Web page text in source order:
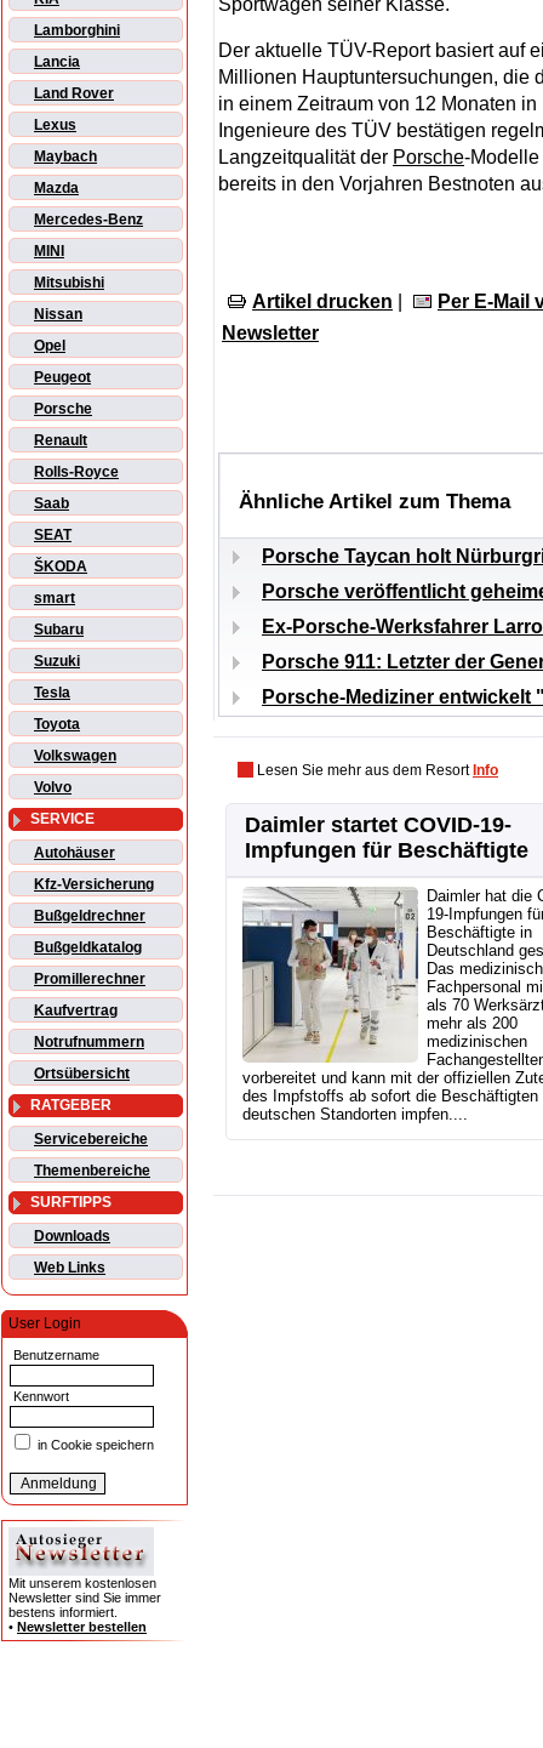
Lamborghini
Lancia
Land Rover
Lexus
Maybach
Mazda
Mercedes-Benz
MINI
Mitsubishi
Nissan
Opel
Peugeot
Porsche
Renault
Rolls-Royce
Saab
SEAT
ŠKODA
smart
Subaru
Suzuki
Tesla
Toyota
Volkswagen
Volvo
SERVICE
Autohäuser
Kfz-Versicherung
Bußgeldrechner
Bußgeldkatalog
Promillerechner
Kaufvertrag
Notrufnummern
Ortsübersicht
RATGEBER
Servicebereiche
Themenbereiche
SURFTIPPS
Downloads
Web Links
User Login
Benutzername
Kennwort
in Cookie speichern
Mit unserem kostenlosen
Newsletter sind Sie immer
bestens informiert.
• Newsletter bestellen
Sportwagen seiner Klasse.
Der aktuelle TÜV-Report basiert auf
Millionen Hauptuntersuchungen, die
in einem Zeitraum von 12 Monaten
Ingenieure des TÜV bestätigen
Langzeitqualität der Porsche-Modelle
bereits in den Vorjahren Bestnoten
Artikel drucken
Per E-Mail
Newsletter
Ähnliche Artikel zum Thema
Porsche Taycan holt
Porsche veröffentlicht
Ex-Porsche-Werksfahrer
Porsche 911: Letzter der
Porsche-Mediziner
Lesen Sie mehr aus dem Resort Info
Daimler startet COVID-19-
Impfungen für Beschäftigte
Daimler hat die
19-Impfungen
Beschäftigte in
Deutschland
Das
Fachpersonal
als 70
mehr als 200
medizinischen
vorbereitet und kann mit der offiziellen
des Impfstoffs ab sofort die Beschäftigten
deutschen Standorten impfen....